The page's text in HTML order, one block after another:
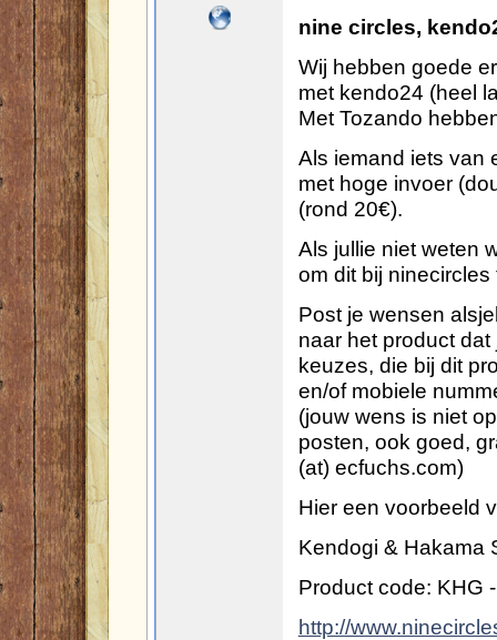
nine circles,
Wij hebben goede
met kendo24 (heel
Met Tozando
Als iemand iets van
met hoge invoer
(rond 20€).
Als jullie niet weten
om dit bij ninecircles
Post je wensen
naar het product
keuzes, die bij dit
en/of mobiele
(jouw wens is niet
posten, ook goed,
(at) ecfuchs.com)
Hier een voorbeeld
Kendogi & Hakama
Product code: KHG
http://